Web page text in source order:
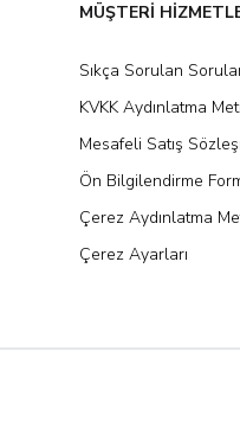
MÜŞTERİ
Sıkça Sorulan
KVKK Aydınlatma
Mesafeli Satış
Ön Bilgilendirme
Çerez Aydınlatma
Çerez Ayarları